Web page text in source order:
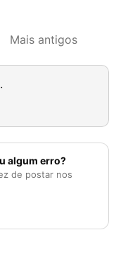
Mais antigos
algum erro?
de postar nos